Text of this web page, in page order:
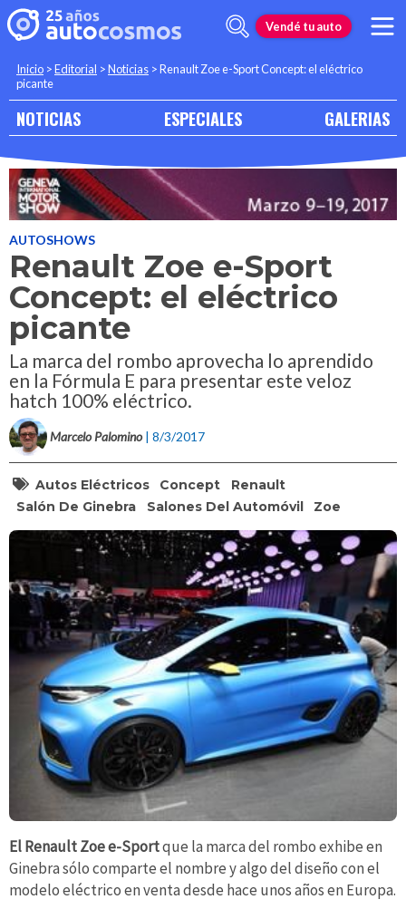
Vendé tu auto
Inicio >Editorial >Noticias >Renault Zoe e-Sport Concept: el eléctrico
picante
NOTICIAS ESPECIALES GALERIAS
AUTOSHOWS
Renault Zoe e-Sport
Concept: el eléctrico
picante
La marca del rombo aprovecha lo aprendido
en la Fórmula E para presentar este veloz
hatch 100% eléctrico.
Marcelo Palomino | 8/3/2017
Autos Eléctricos Concept
Renault
Salón De Ginebra
Salones Del Automóvil Zoe
El Renault Zoe e-Sportque la marca del rombo exhibe en
Ginebra sólo comparte el nombre y algo del diseño con el
modelo eléctrico en venta desde hace unos años en Europa.